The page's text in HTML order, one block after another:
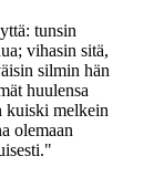
tunsin
vihasin sitä,
silmin hän
huulensa
kuiski melkein
olemaan